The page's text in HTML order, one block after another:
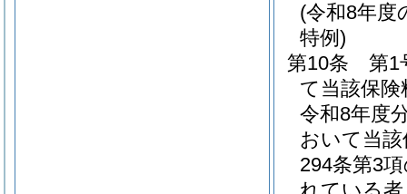
(令和8年度
特例)
第10条
第1
て当該保
令和8年度
おいて当
294条第3